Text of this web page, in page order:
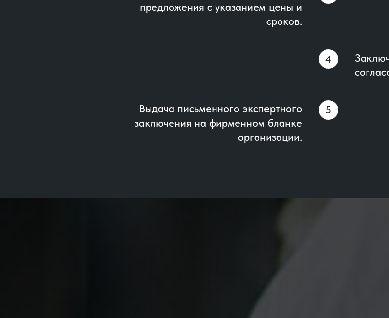
предложения с указанием цены и
сроков.
Выдача письменного экспертного
заключения на фирменном бланке
организации.